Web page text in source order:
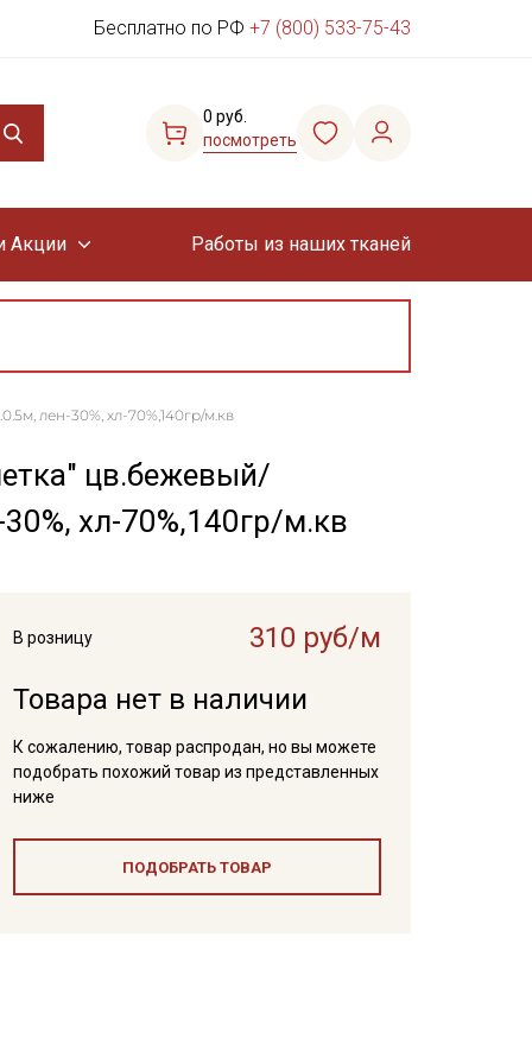
Бесплатно по РФ +7 (800) 533-75-43
0 руб.
посмотреть
Акции Работы из наших тканей
лен-30%, хл-70%,140гр/м.кв
цв.бежевый/
хл-70%,140гр/м.кв
В розницу
310 руб/м
Товара нет в наличии
К сожалению, товар распродан, но вы можете
подобрать похожий товар из представленных
ниже
ПОДОБРАТЬ ТОВАР